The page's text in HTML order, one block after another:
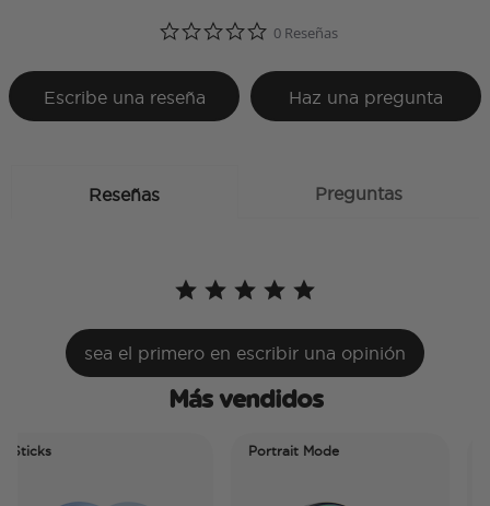
0.0 star rating
0 Reseñas
Escribe una reseña Haz una pregunta
Reseñas Preguntas
sea el primero en escribir una opinión
Más vendidos
Portrait Mode